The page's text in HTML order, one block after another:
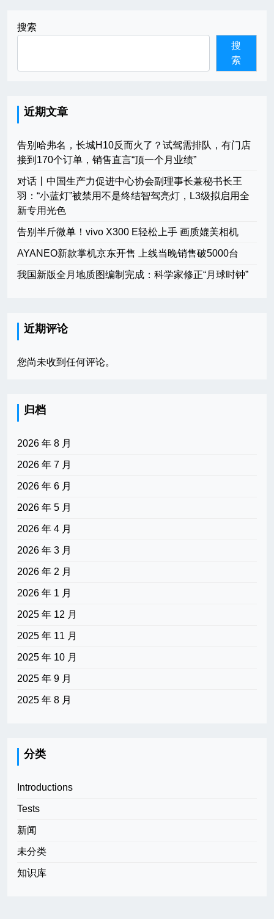
搜索
搜
索
近期文章
告别哈弗名，长城H10反而火了？试驾需排队，有门店
接到170个订单，销售直言“顶一个月业绩”
对话丨中国生产力促进中心协会副理事长兼秘书长王
羽：“小蓝灯”被禁用不是终结智驾亮灯，L3级拟启用全
新专用光色
告别半斤微单！vivo X300 E轻松上手 画质媲美相机
AYANEO新款掌机京东开售 上线当晚销售破5000台
我国新版全月地质图编制完成：科学家修正“月球时钟”
近期评论
您尚未收到任何评论。
归档
2026 年 8 月
2026 年 7 月
2026 年 6 月
2026 年 5 月
2026 年 4 月
2026 年 3 月
2026 年 2 月
2026 年 1 月
2025 年 12 月
2025 年 11 月
2025 年 10 月
2025 年 9 月
2025 年 8 月
分类
Introductions
Tests
新闻
未分类
知识库